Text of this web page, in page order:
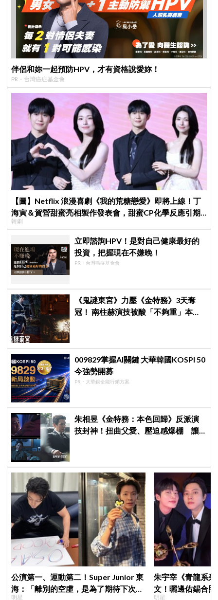
伴侶和妳一起預防HPV，才有資格說愛妳！
PR・台灣癌症基金會
【圖】Netflix 浪漫喜劇《我的荒糖戀愛》即將上線！丁
海寅＆賀營甜蜜亮相製作發表會，甜蜜CP化學反應引期
待
韓劇
立即諮詢HPV！是對自己健康最好的
投資，把握現在不嫌晚！
PR・台灣癌症基金會
《鬼謎東宮》力壓《金特務》3天奪
冠！ 南柱赫演技被酸「不夠重」本人
009829掌握AI關鍵 大華韓國KOSPI 50
今強勢開募
PR・大華銀全能行銷方案
朱相昱《金特務：本色回歸》反派演
技封神！扭曲父愛、壓迫感爆棚 讓
公演第一、運動第二！Super Junior 東
海：「離別的空虛，是為了期待下次再
明星
朱宇宰《青龍系
文！曬邊佑錫合
明星